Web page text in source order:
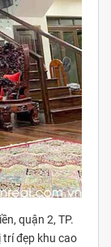
quận 2, TP.
trí đẹp khu cao